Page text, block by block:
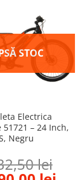
Electrica
51721 – 24 Inch,
Negru
lei